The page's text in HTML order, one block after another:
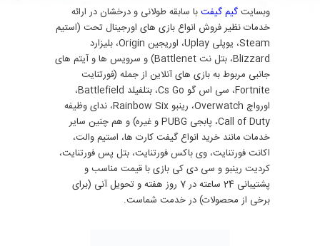
وبسایت گیم گیفتبا سابقه طولانی و درخشان در ارائه
خدمات نظیر فروش انواع بازی های اورجینال تحت (استیم
Steam، یوپلی Uplay، اوریجین Origin، بلیزارد
Blizzard، بتل نت Battlenet) و سرویس ها و آیتم های
جانبی مربوط به بازی های آنلاین از جمله (فورتنایت
Fortnite، سی اس گو Cs Go، بتلفیلد Battlefield،
اورواچ Overwatch، رینبو Rainbow Six، ندای وظیفه
Call of Duty، پابجی PUBG و غیره) و هم چنین سایر
خدمات مانند خرید انواع گیفت کارت ها، استیم والت،
اکانت فورتنایت، وی باکس فورتنایت، بتل پس فورتنایت،
کردیت رینبو و سی دی کی بازی با قیمت مناسب و
پشتیبانی 24 ساعته در 7 روز هفته و تحویل آنی (برای
برخی از محصولات) در خدمت شماست.